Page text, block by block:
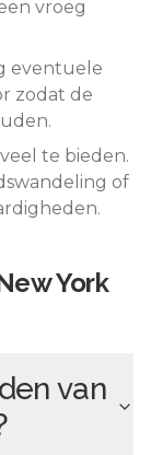
vroeg
eventuele
zodat de
te bieden.
of
York
van